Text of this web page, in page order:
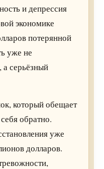
и депрессия
экономике
потерянной
уже не
а серьёзный
который обещает
обратно.
уже
долларов.